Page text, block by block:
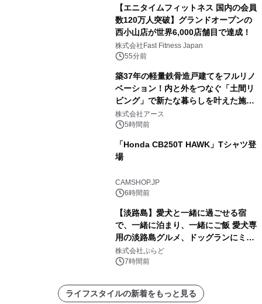
【エニタイムフィットネス 国内の会員
数120万人突破】グランドオープンの
西小山店が世界6,000店舗目で達成！
株式会社Fast Fitness Japan
55分前
築37年の軽量鉄骨造戸建てをフルリノ
ベーション！内と外をつなぐ「土間リ
ビング」で新たな暮らしを叶えた施工
事例を株式会社アースが公開
株式会社アース
5時間前
「Honda CB250T HAWK」Tシャツ登
場
CAMSHOP.JP
6時間前
【淡路島】愛犬と一緒に過ごせる宿
で、一緒に泊まり、一緒にご飯 愛犬専
用の淡路島グルメ、ドッグランにミニ
プール グランピングとトレーラーハウ
スの2施設で
株式会社ぷらど
7時間前
ライフスタイルの新着をもっと見る